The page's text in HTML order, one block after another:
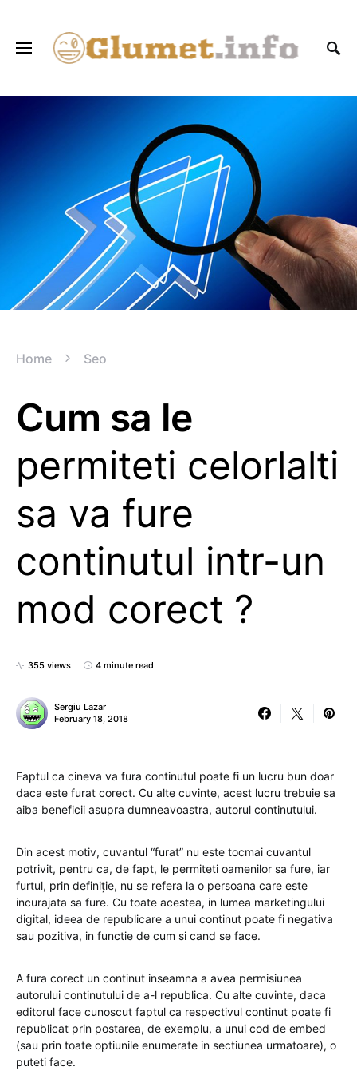
Home Seo
Cum sa le
permiteti celorlalti
sa va fure
continutul intr-un
mod corect ?
355 views 4 minute read
Sergiu Lazar
February 18, 2018
Faptul ca cineva va fura continutul poate fi un lucru bun doar
daca este furat corect. Cu alte cuvinte, acest lucru trebuie sa
aiba beneficii asupra dumneavoastra, autorul continutului.
Din acest motiv, cuvantul “furat” nu este tocmai cuvantul
potrivit, pentru ca, de fapt, le permiteti oamenilor sa fure, iar
furtul, prin definiție, nu se refera la o persoana care este
incurajata sa fure. Cu toate acestea, in lumea marketingului
digital, ideea de republicare a unui continut poate fi negativa
sau pozitiva, in functie de cum si cand se face.
A fura corect un continut inseamna a avea permisiunea
autorului continutului de a-l republica. Cu alte cuvinte, daca
editorul face cunoscut faptul ca respectivul continut poate fi
republicat prin postarea, de exemplu, a unui cod de embed
(sau prin toate optiunile enumerate in sectiunea urmatoare), o
puteti face.